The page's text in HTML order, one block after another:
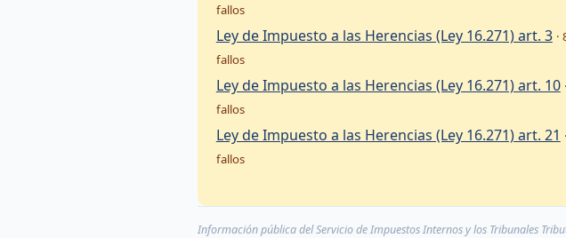
fallos
Ley de Impuesto a las Herencias (Ley 16.271) art. 3 ·
fallos
Ley de Impuesto a las Herencias (Ley 16.271) art. 10
fallos
Ley de Impuesto a las Herencias (Ley 16.271) art. 21
fallos
Información pública del Servicio de Impuestos Internos y los Tribunales